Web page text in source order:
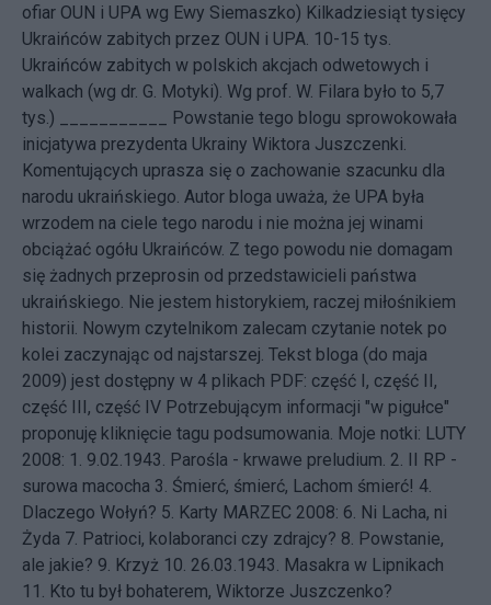
ofiar OUN i UPA wg Ewy Siemaszko) Kilkadziesiąt tysięcy
Ukraińców zabitych przez OUN i UPA. 10-15 tys.
Ukraińców zabitych w polskich akcjach odwetowych i
walkach (wg dr. G. Motyki). Wg prof. W. Filara było to 5,7
tys.) ___________ Powstanie tego blogu sprowokowała
inicjatywa prezydenta Ukrainy Wiktora Juszczenki.
Komentujących uprasza się o zachowanie szacunku dla
narodu ukraińskiego. Autor bloga uważa, że UPA była
wrzodem na ciele tego narodu i nie można jej winami
obciążać ogółu Ukraińców. Z tego powodu nie domagam
się żadnych przeprosin od przedstawicieli państwa
ukraińskiego. Nie jestem historykiem, raczej miłośnikiem
historii. Nowym czytelnikom zalecam czytanie notek po
kolei zaczynając od najstarszej. Tekst bloga (do maja
2009) jest dostępny w 4 plikach PDF: część I, część II,
część III, część IV Potrzebującym informacji "w pigułce"
proponuję kliknięcie tagu podsumowania . Moje notki: LUTY
2008: 1. 9.02.1943. Parośla - krwawe preludium. 2. II RP -
surowa macocha 3. Śmierć, śmierć, Lachom śmierć! 4.
Dlaczego Wołyń? 5. Karty MARZEC 2008: 6. Ni Lacha, ni
Żyda 7. Patrioci, kolaboranci czy zdrajcy? 8. Powstanie,
ale jakie? 9. Krzyż 10. 26.03.1943. Masakra w Lipnikach
11.
Kto tu był bohaterem, Wiktorze Juszczenko?